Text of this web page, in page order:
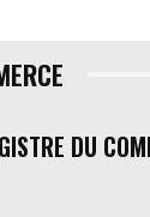
DU